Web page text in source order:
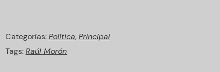
Categorías:Política,Principal
Tags:Raúl Morón